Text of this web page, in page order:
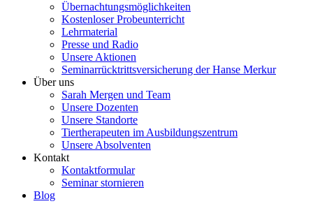
Übernachtungsmöglichkeiten
Kostenloser Probeunterricht
Lehrmaterial
Presse und Radio
Unsere Aktionen
Seminarrücktrittsversicherung der Hanse Merkur
Über uns
Sarah Mergen und Team
Unsere Dozenten
Unsere Standorte
Tiertherapeuten im Ausbildungszentrum
Unsere Absolventen
Kontakt
Kontaktformular
Seminar stornieren
Blog